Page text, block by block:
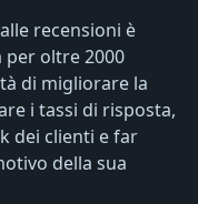
recensioni è
oltre 2000
di migliorare la
i tassi di risposta,
dei clienti e far
della sua